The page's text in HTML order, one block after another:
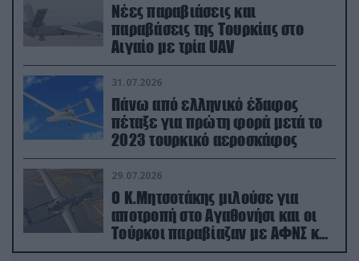
Νέες παραβιάσεις και
παραβάσεις της Τουρκίας στο
Αιγαίο με τρία UAV
31.07.2026
Πάνω από ελληνικό έδαφος
πέταξε για πρώτη φορά μετά το
2023 τουρκικό αεροσκάφος
29.07.2026
Ο Κ.Μητσοτάκης μιλούσε για
αποτροπή στο Αγαθονήσι και οι
Τούρκοι παραβίαζαν με ΑΦΝΣ και
drone